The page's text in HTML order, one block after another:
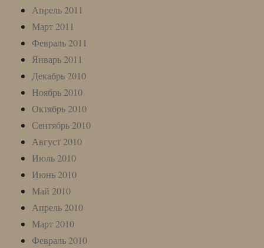
Апрель 2011
Март 2011
Февраль 2011
Январь 2011
Декабрь 2010
Ноябрь 2010
Октябрь 2010
Сентябрь 2010
Август 2010
Июль 2010
Июнь 2010
Май 2010
Апрель 2010
Март 2010
Февраль 2010